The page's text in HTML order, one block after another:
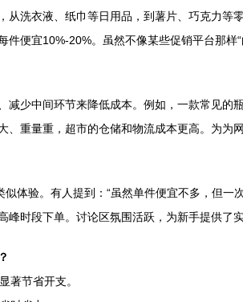
从洗衣液、纸巾等日用品，到薯片、巧克力
便宜10%-20%。虽然不像某些促销平台那样
减少中间环节来降低成本。例如，一款常见
、重量重，超市的仓储和物流成本更高。为为
体验。有人提到：“虽然单件便宜不多，但
时段下单。讨论区氛围活跃，为新手提供了实
著节省开支。